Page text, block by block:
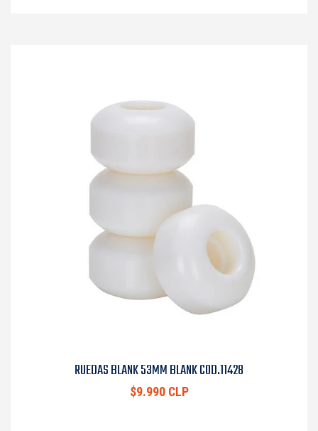
RUEDAS BLANK 53MM BLANK COD.11428
$9.990 CLP